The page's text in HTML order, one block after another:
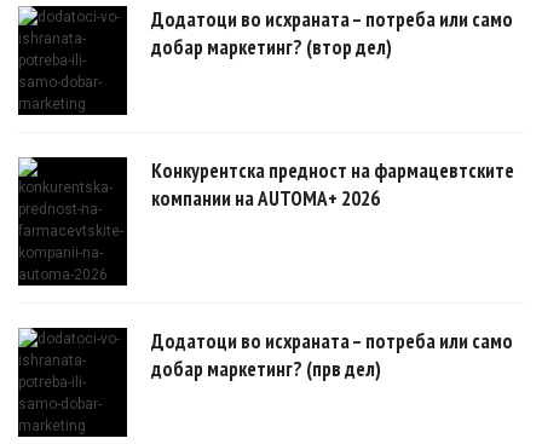
Додатоци во исхраната – потреба или само
добар маркетинг? (втор дел)
Конкурентска предност на фармацевтските
компании на AUTOMA+ 2026
Додатоци во исхраната – потреба или само
добар маркетинг? (прв дел)